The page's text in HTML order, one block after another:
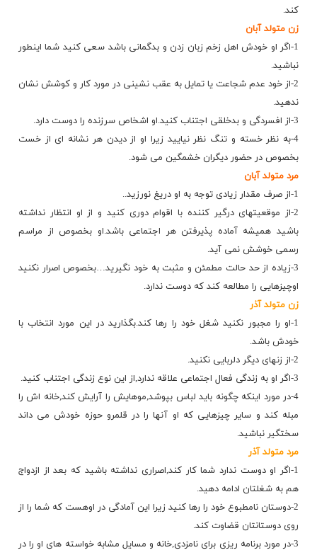
كند.
زن متولد آبان
1-اگر او خودش اهل زخم زبان زدن و بدگمانی باشد سعی كنید شما اینطور
نباشید.
2-از خود عدم شجاعت یا تمایل به عقب نشینی در مورد كار و كوشش نشان
ندهید.
3-از افسردگی و بدخلقی اجتناب كنید.او اشخاص سرزنده را دوست دارد.
4-به نظر خسته و تنگ نظر نیایید زیرا او از دیدن هر نشانه ای از خست
بخصوص در حضور دیگران خشمگین می شود.
مرد متولد آبان
1-از صرف مقدار زیادی توجه به او دریغ نورزید..
2-از موقعیتهای درگیر كننده با اقوام دوری كنید و از او انتظار نداشته
باشید همیشه آماده پذیرفتن هر اجتماعی باشد.او بخصوص از مراسم
رسمی خوشش نمی آید.
3-زیاده از حد حالت مطمئن و مثبت به خود نگیرید…بخصوص اصرار نكنید
اوچیزهایی را مطالعه كند كه دوست ندارد.
زن متولد آذر
1-او را مجبور نكنید شغل خود را رها كند.بگذارید در این مورد انتخاب با
خودش باشد.
2-از زنهای دیگر دلربایی نكنید.
3-اگر او به زندگی فعال اجتماعی علاقه ندارد,از این نوع زندگی اجتناب كنید.
4-در مورد اینكه چگونه باید لباس بپوشد,موهایش را آرایش كند,خانه اش را
مبله كند و سایر چیزهایی كه او آنها را در قلمرو حوزه خودش می داند
سختگیر نباشید.
مرد متولد آذر
1-اگر او دوست ندارد شما كار كند,اصراری نداشته باشید كه بعد از ازدواج
هم به شغلتان ادامه دهید.
2-دوستان نامطبوع خود را رها كنید زیرا این آمادگی در اوهست كه شما را از
روی دوستانتان قضاوت كند.
3-در مورد برنامه ریزی برای نامزدی,خانه و مسایل مشابه خواسته های او را در